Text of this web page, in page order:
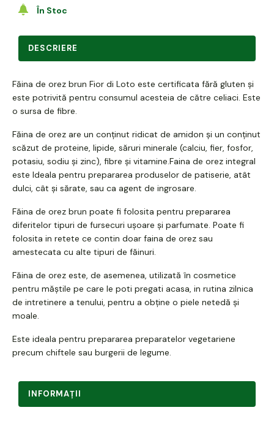
În Stoc
DESCRIERE
Făina de orez brun Fior di Loto este certificata fără gluten și
este potrivită pentru consumul acesteia de către celiaci. Este
o sursa de fibre.
Făina de orez are un conținut ridicat de amidon și un conținut
scăzut de proteine, lipide, săruri minerale (calciu, fier, fosfor,
potasiu, sodiu și zinc), fibre și vitamine.Faina de orez integral
este Ideala pentru prepararea produselor de patiserie, atât
dulci, cât și sărate, sau ca agent de ingrosare.
Făina de orez brun poate fi folosita pentru prepararea
diferitelor tipuri de fursecuri ușoare și parfumate. Poate fi
folosita in retete ce contin doar faina de orez sau
amestecata cu alte tipuri de făinuri.
Făina de orez este, de asemenea, utilizată în cosmetice
pentru măștile pe care le poti pregati acasa, in rutina zilnica
de intretinere a tenului, pentru a obține o piele netedă și
moale.
Este ideala pentru prepararea preparatelor vegetariene
precum chiftele sau burgerii de legume.
INFORMAŢII